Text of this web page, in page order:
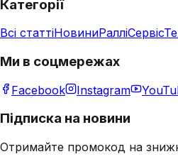
Категорії
Всі статтіНовиниРалліСервіс
Ми в соцмережах
Facebook Instagram
Підписка на новини
Отримайте промокод на